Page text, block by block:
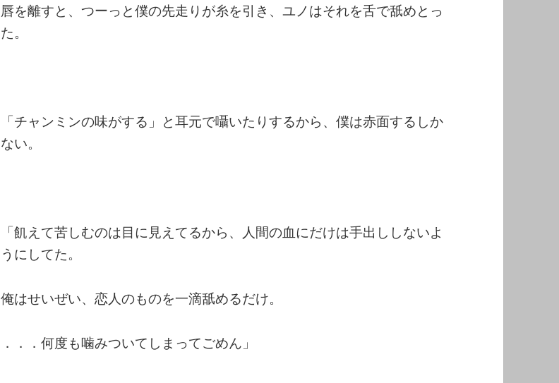
唇を離すと、つーっと僕の先走りが糸を引き、ユノはそれを舌で舐めとっ
た。
「チャンミンの味がする」と耳元で囁いたりするから、僕は赤面するしか
ない。
「飢えて苦しむのは目に見えてるから、人間の血にだけは手出ししないよ
うにしてた。
俺はせいぜい、恋人のものを一滴舐めるだけ。
．．．何度も噛みついてしまってごめん」